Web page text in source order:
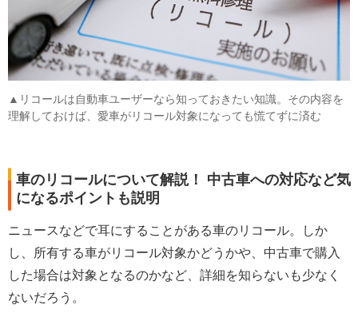
▲リコールは自動車ユーザーなら知っておきたい知識。その内容を
理解しておけば、愛車がリコール対象になっても慌てずに済む
車のリコールについて解説！ 中古車への対応など気
になるポイントも説明
ニュースなどで耳にすることがある車のリコール。しか
し、所有する車がリコール対象かどうかや、中古車で購入
した場合は対象となるのかなど、詳細を知らないも少なく
ないだろう。